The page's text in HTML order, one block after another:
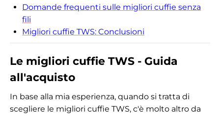
Domande frequenti sulle migliori cuffie senza
fili
Migliori cuffie TWS: Conclusioni
Le migliori cuffie TWS - Guida
all'acquisto
In base alla mia esperienza, quando si tratta di
scegliere le migliori cuffie TWS, c'è molto altro da